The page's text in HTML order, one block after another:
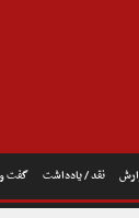
نقد / یادداشت گفت